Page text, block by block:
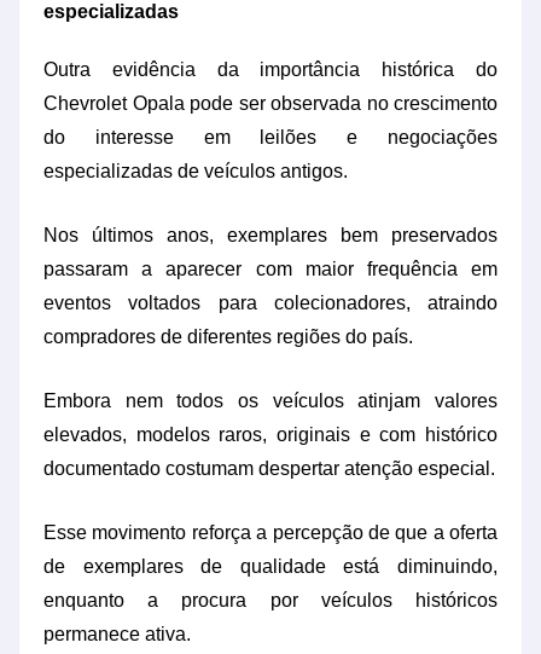
especializadas
Outra evidência da importância histórica do
Chevrolet Opala pode ser observada no crescimento
do interesse em leilões e negociações
especializadas de veículos antigos.
Nos últimos anos, exemplares bem preservados
passaram a aparecer com maior frequência em
eventos voltados para colecionadores, atraindo
compradores de diferentes regiões do país.
Embora nem todos os veículos atinjam valores
elevados, modelos raros, originais e com histórico
documentado costumam despertar atenção especial.
Esse movimento reforça a percepção de que a oferta
de exemplares de qualidade está diminuindo,
enquanto a procura por veículos históricos
permanece ativa.